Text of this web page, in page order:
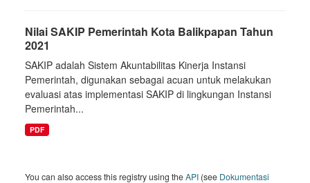
Nilai SAKIP Pemerintah Kota Balikpapan Tahun
2021
SAKIP adalah Sistem Akuntabilitas Kinerja Instansi
Pemerintah, digunakan sebagai acuan untuk melakukan
evaluasi atas implementasi SAKIP di lingkungan Instansi
Pemerintah...
PDF
You can also access this registry using theAPI (see Dokumentasi